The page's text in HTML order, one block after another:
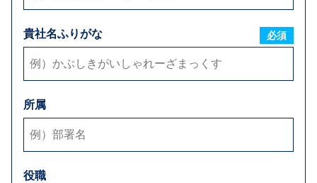
貴社名ふりがな 必須
所属
役職
FAX番号
メールアドレス 必須
弊社からのお返事方法
E-mail
お電話 FAX
※可能な方法をすべてご選択下さい